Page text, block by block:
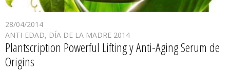
28/04/2014
ANTI-EDAD, DÍA DE LA MADRE 2014
Plantscription Powerful Lifting y Anti-Aging Serum de
Origins